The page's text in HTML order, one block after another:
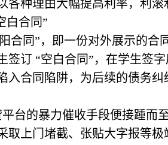
种理由大幅提高利率，利滚
白合同”
合同”，即一份对外展示的
签订 “空白合同”，在学生签
合同陷阱，为后续的债务纠
台的暴力催收手段便接踵
取上门堵截、张贴大字报等